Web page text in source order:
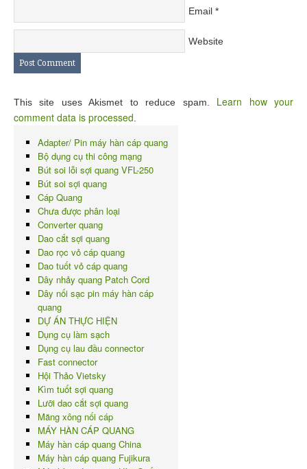
Email *
Website
This site uses Akismet to reduce spam. Learn how your
comment data is processed
Adapter/ Pin máy hàn cáp quang
Bộ dụng cụ thi công mạng
Bút soi lỗi sợi quang VFL-250
Bút soi sợi quang
Cáp Quang
Chưa được phân loại
Converter quang
Dao cắt sợi quang
Dao rọc vỏ cáp quang
Dao tuốt vỏ cáp quang
Dây nhảy quang Patch Cord
Dây nối sạc pin máy hàn cáp
quang
DỰ ÁN THỰC HIỆN
Dụng cụ làm sạch
Dụng cụ lau đầu connector
Fast connector
Hội Thảo Vietsky
Kìm tuốt sợi quang
Lưỡi dao cắt sợi quang
Măng xông nối cáp
MÁY HÀN CÁP QUANG
Máy hàn cáp quang China
Máy hàn cáp quang Fujikura